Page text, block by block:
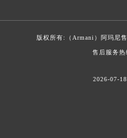
版权所有:（Armani） 阿玛尼
售后服务热
2026-07-